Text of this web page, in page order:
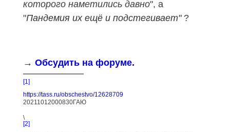
которого наметились давно", а
"Пандемия их ещё и подстегивает" ?
→ Обсудить на форуме.
[1]
https://tass.ru/obschestvo/12628709
20211012000830ГАЮ
\
[2]